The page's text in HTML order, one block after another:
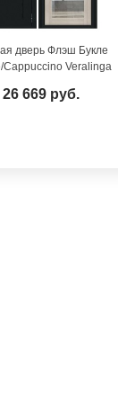
дверь Флэш Букле
Cappuccino Veralinga
26 669 руб.